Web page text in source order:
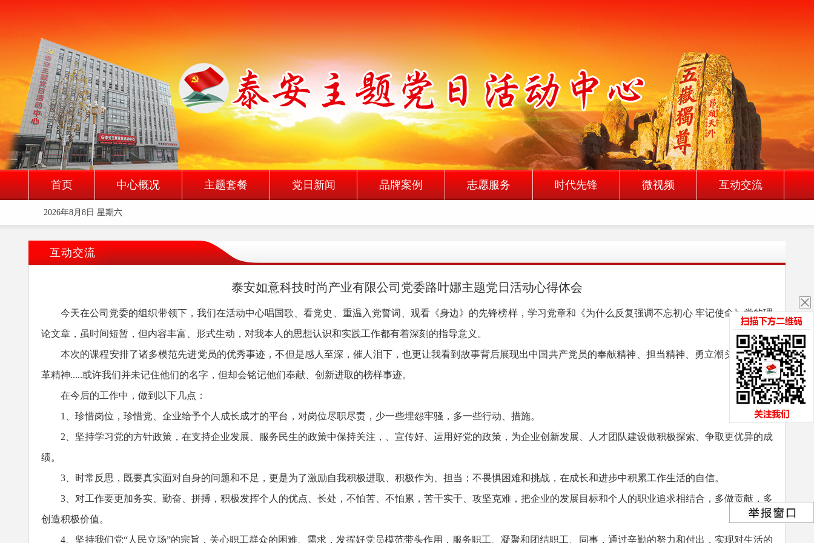
首页 中心概况 主题套餐 党日新闻 品牌案例 志愿服务 时代先锋 微视频 互动交流
2026年8月8日 星期六
互动交流
泰安如意科技时尚产业有限公司党委路叶娜主题党日活动心得体会
今天在公司党委的组织带领下，我们在活动中心唱国歌、看党史、重温入党誓词、观看《身边》的先锋榜样，学习党章和《为什么反复强调不忘初心 牢记使命》党的理
论文章，虽时间短暂，但内容丰富、形式生动，对我本人的思想认识和实践工作都有着深刻的指导意义。
本次的课程安排了诸多模范先进党员的优秀事迹，不但是感人至深，催人泪下，也更让我看到故事背后展现出中国共产党员的奉献精神、担当精神、勇立潮头的创新变
革精神.....或许我们并未记住他们的名字，但却会铭记他们奉献、创新进取的榜样事迹。
在今后的工作中，做到以下几点：
1、珍惜岗位，珍惜党、企业给予个人成长成才的平台，对岗位尽职尽责，少一些埋怨牢骚，多一些行动、措施。
2、坚持学习党的方针政策，在支持企业发展、服务民生的政策中保持关注，、宣传好、运用好党的政策，为企业创新发展、人才团队建设做积极探索、争取更优异的成
绩。
3 、时常反思，既要真实面对自身的问题和不足，更是为了激励自我积极进取、积极作为、担当；不畏惧困难和挑战，在成长和进步中积累工作生活的自信。
3、对工作要更加务实、勤奋、拼搏，积极发挥个人的优点、长处，不怕苦、不怕累，苦干实干、攻坚克难，把企业的发展目标和个人的职业追求相结合，多做贡献，多
创造积极价值。
4、 坚持我们党“人民立场”的宗旨，关心职工群众的困难、需求，发挥好党员模范带头作用，服务职工、凝聚和团结职工、同事，通过辛勤的努力和付出，实现对生活的